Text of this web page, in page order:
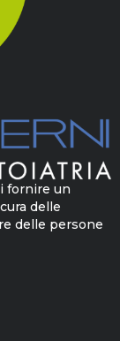
fornire un
delle
delle persone